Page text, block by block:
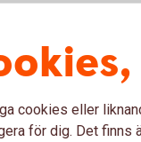
cookies eller
för dig. Det finns